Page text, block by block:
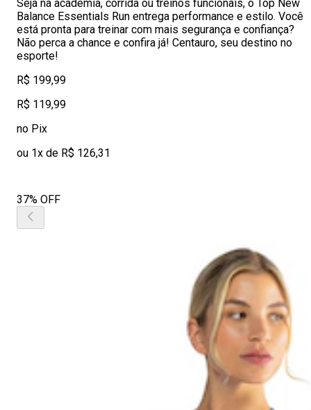
Seja na academia, corrida ou treinos funcionais, o Top New
Balance Essentials Run entrega performance e estilo. Você
está pronta para treinar com mais segurança e confiança?
Não perca a chance e confira já! Centauro, seu destino no
esporte!
R$ 199,99
R$ 119,99
no Pix
ou 1x de R$ 126,31
37% OFF